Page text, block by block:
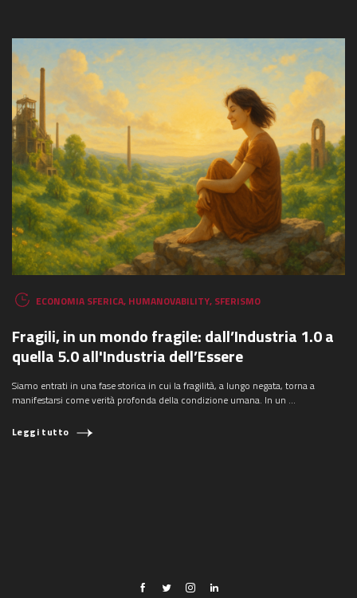
ECONOMIA SFERICA, HUMANOVABILITY, SFERISMO
Fragili, in un mondo fragile: dall’Industria 1.0 a
quella 5.0 all'Industria dell’Essere
Siamo entrati in una fase storica in cui la fragilità, a lungo negata, torna a
manifestarsi come verità profonda della condizione umana. In un ...
Leggi tutto